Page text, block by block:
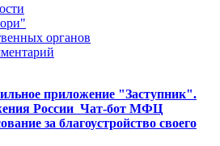
органов
приложение "Заступник".
России Чат-бот МФЦ
за благоустройство своего